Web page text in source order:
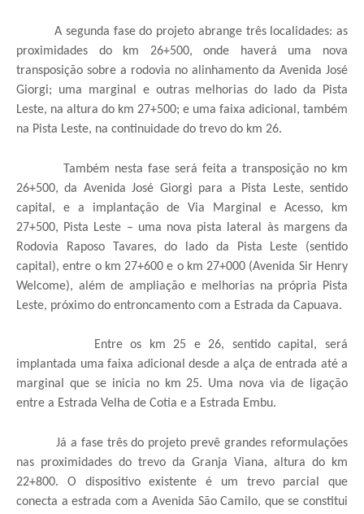
A segunda fase do projeto abrange três localidades: as
proximidades do km 26+500, onde haverá uma nova
transposição sobre a rodovia no alinhamento da Avenida José
Giorgi; uma marginal e outras melhorias do lado da Pista
Leste, na altura do km 27+500; e uma faixa adicional, também
na Pista Leste, na continuidade do trevo do km 26.
Também nesta fase será feita a transposição no km
26+500, da Avenida José Giorgi para a Pista Leste, sentido
capital, e a implantação de Via Marginal e Acesso, km
27+500, Pista Leste – uma nova pista lateral às margens da
Rodovia Raposo Tavares, do lado da Pista Leste (sentido
capital), entre o km 27+600 e o km 27+000 (Avenida Sir Henry
Welcome), além de ampliação e melhorias na própria Pista
Leste, próximo do entroncamento com a Estrada da Capuava.
Entre os km 25 e 26, sentido capital, será
implantada uma faixa adicional desde a alça de entrada até a
marginal que se inicia no km 25. Uma nova via de ligação
entre a Estrada Velha de Cotia e a Estrada Embu.
Já a fase três do projeto prevê grandes reformulações
nas proximidades do trevo da Granja Viana, altura do km
22+800. O dispositivo existente é um trevo parcial que
conecta a estrada com a Avenida São Camilo, que se constitui